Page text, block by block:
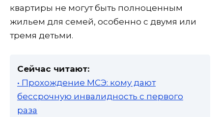
квартиры не могут быть полноценным
жильем для семей, особенно с двумя или
тремя детьми.
Сейчас читают:
• Прохождение МСЭ: кому дают
бессрочную инвалидность с первого
раза